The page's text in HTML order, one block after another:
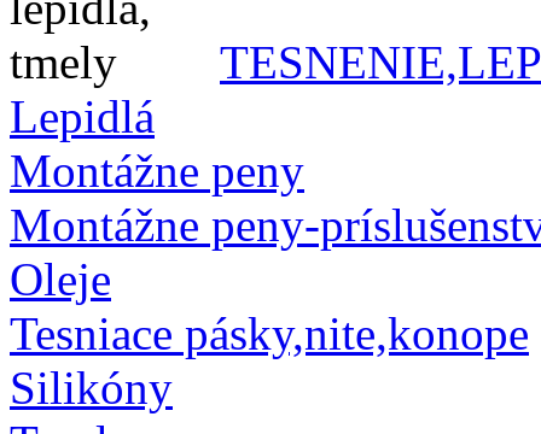
Lepidlá
Montážne peny
Montážne peny-
Oleje
Tesniace pásky,nite,konope
Silikóny